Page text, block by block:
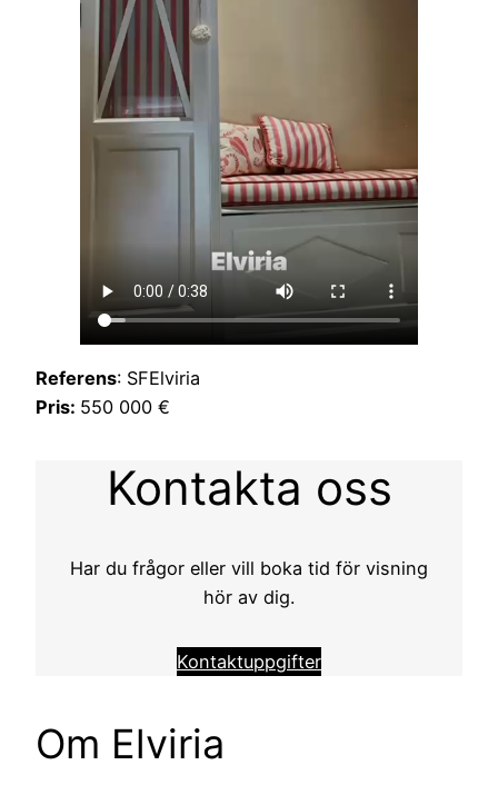
Referens: SFElviria
Pris: 550 000 €
Kontakta oss
Har du frågor eller vill boka tid för visning
hör av dig.
Kontaktuppgifter
Om Elviria